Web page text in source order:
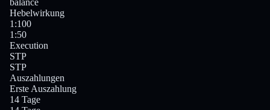
balance
Hebelwirkung
1:100
1:50
Execution
STP
STP
Auszahlungen
Erste Auszahlung
14 Tage